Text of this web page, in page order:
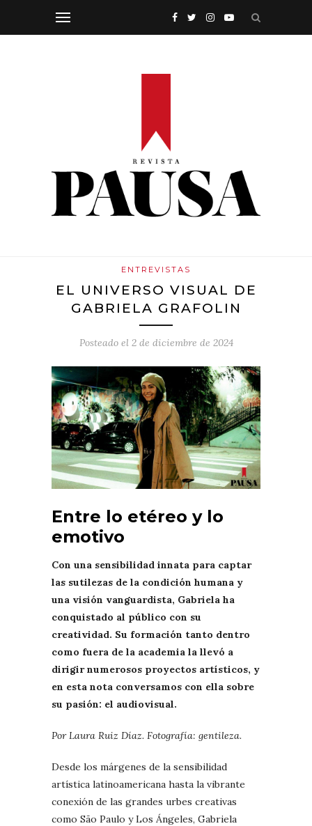
ENTREVISTAS
EL UNIVERSO VISUAL DE
GABRIELA GRAFOLIN
Posteado el 2 de diciembre de 2024
Entre lo etéreo y lo
emotivo
Con una sensibilidad innata para captar
las sutilezas de la condición humana y
una visión vanguardista, Gabriela ha
conquistado al público con su
creatividad. Su formación tanto dentro
como fuera de la academia la llevó a
dirigir numerosos proyectos artísticos, y
en esta nota conversamos con ella sobre
su pasión: el audiovisual.
Por Laura Ruiz Díaz. Fotografía: gentileza.
Desde los márgenes de la sensibilidad
artística latinoamericana hasta la vibrante
conexión de las grandes urbes creativas
como São Paulo y Los Ángeles, Gabriela